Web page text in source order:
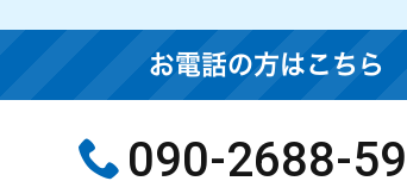
お電話の方はこちら
090-2688-